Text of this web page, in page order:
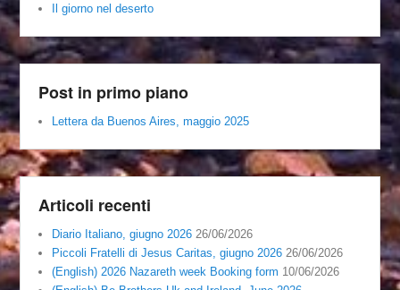
Il giorno nel deserto
Post in primo piano
Lettera da Buenos Aires, maggio 2025
Articoli recenti
Diario Italiano, giugno 2026 26/06/2026
Piccoli Fratelli di Jesus Caritas, giugno 2026 26/06/2026
(English) 2026 Nazareth week Booking form 10/06/2026